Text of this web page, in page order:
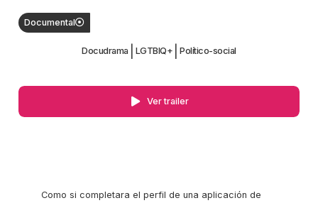
Documental
Docudrama LGTBIQ+ Político-social
Ver trailer
Como si completara el perfil de una aplicación de